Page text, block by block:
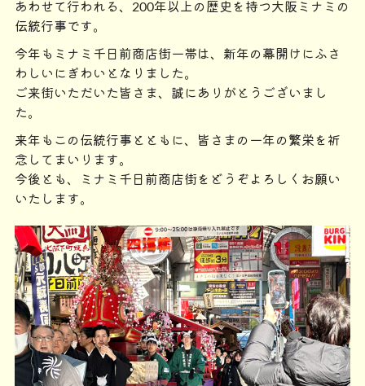
あわせて行われる、200年以上の歴史を持つ大阪ミナミの
伝統行事です。
今年もミナミ千日前商店街一帯は、新年の幕開けにふさ
わしいにぎわいとなりました。
ご来街いただいた皆さま、誠にありがとうございまし
た。
来年もこの伝統行事とともに、皆さまの一年の繁栄を祈
念してまいります。
今後とも、
ミナミ千日前商店街をどうぞよろしくお願い
いたします。